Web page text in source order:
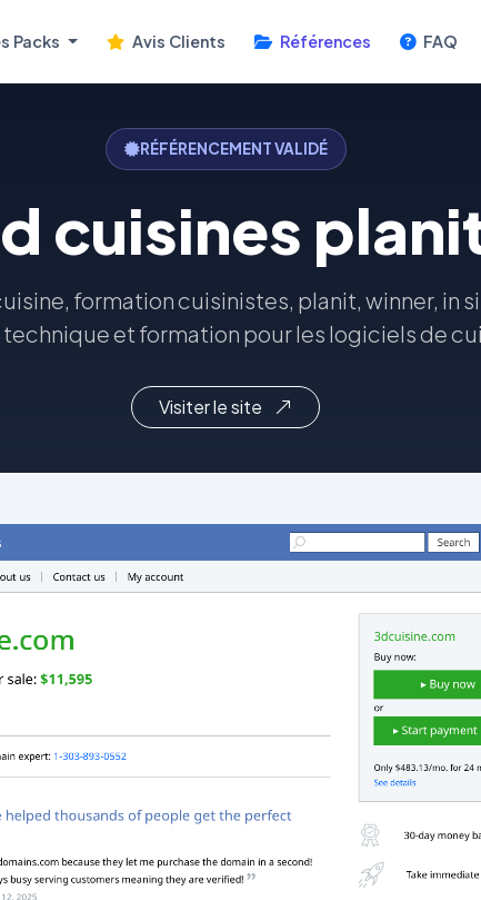
Packs Avis Clients Références FAQ
RÉFÉRENCEMENT VALIDÉ
cuisines
formation cuisinistes, planit, winner, in
et formation pour les logiciels de
Visiter le site